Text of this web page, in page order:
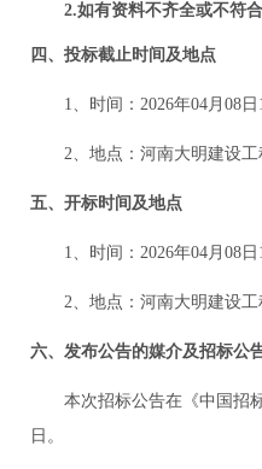
2.如有资料不齐全或不符
四、投标截止时间及地点
1、时间：2026年04月 08 日
2、地点：河南大明建设
五、开标时间及地点
1、时间：2026年04月 08 日
2、地点：河南大明建设工
六、发布公告的媒介及招标公
本次招标公告在 《中国招
日。